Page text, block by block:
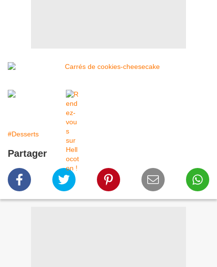
#Desserts
Partager